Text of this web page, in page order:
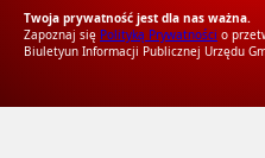
Twoja prywatność jest dla nas ważna.
Zapoznaj się Polityką Prywatności o
Biuletyun Informacji Publicznej Urzędu